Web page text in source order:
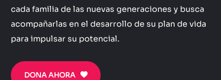
cada familia de las nuevas generaciones y busca
acompañarlas en el desarrollo de su plan de vida
para impulsar su potencial.
DONA AHORA